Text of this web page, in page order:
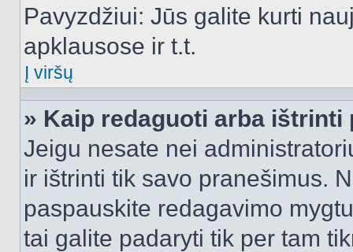
Pavyzdžiui: Jūs galite kurti
apklausose ir t.t.
Į viršų
» Kaip redaguoti arba ištrinti
Jeigu nesate nei
ir ištrinti tik savo pranešimus.
paspauskite redagavimo
tai galite padaryti tik per tam